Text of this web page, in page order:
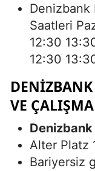
Denizbank
Saatleri
12:30
12:30
VE
Alter Platz
Bariyersiz